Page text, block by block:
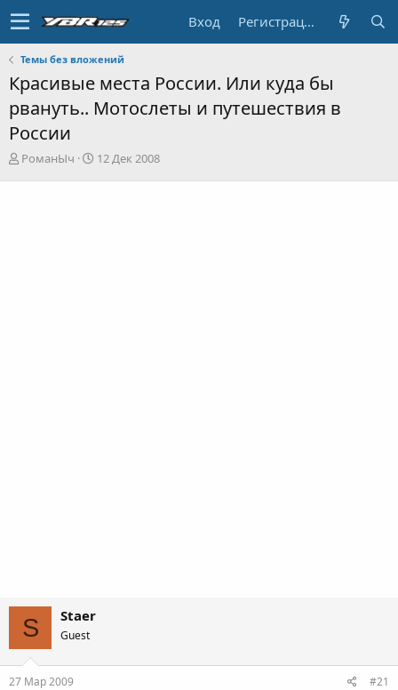
Вход Регистрация
Темы без вложений
Красивые места России. Или куда бы
рвануть.. Мотослеты и путешествия в
России
А
РоманЫч
Д12 Дек 2008
S Staer
Guest
27 Мар 2009 #21